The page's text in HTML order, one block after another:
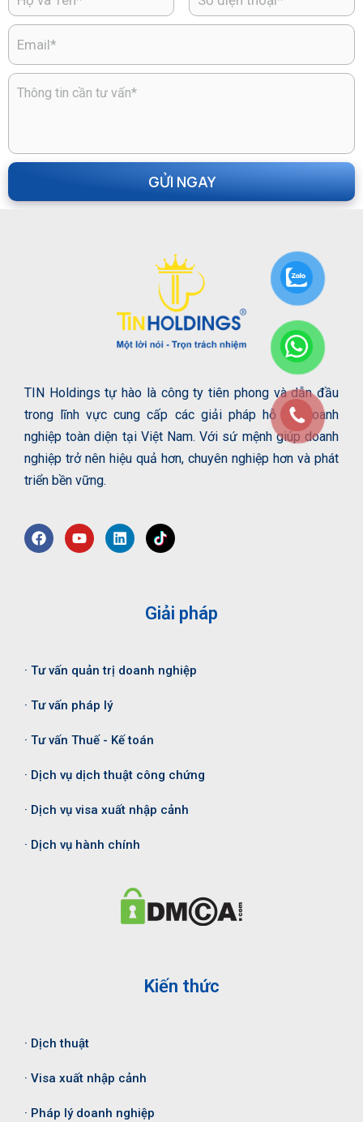
TIN Holdings tự hào là công ty tiên phong và dẫn đầu
trong lĩnh vực cung cấp các giải pháp hỗ trợ doanh
nghiệp toàn diện tại Việt Nam. Với sứ mệnh giúp doanh
nghiệp trở nên hiệu quả hơn, chuyên nghiệp hơn và phát
triển bền vững.
Giải pháp
· Tư vấn quản trị doanh nghiệp
· Tư vấn pháp lý
· Tư vấn Thuế - Kế toán
· Dịch vụ dịch thuật công chứng
· Dịch vụ visa xuất nhập cảnh
· Dịch vụ hành chính
Kiến thức
· Dịch thuật
· Visa xuất nhập cảnh
· Pháp lý doanh nghiệp